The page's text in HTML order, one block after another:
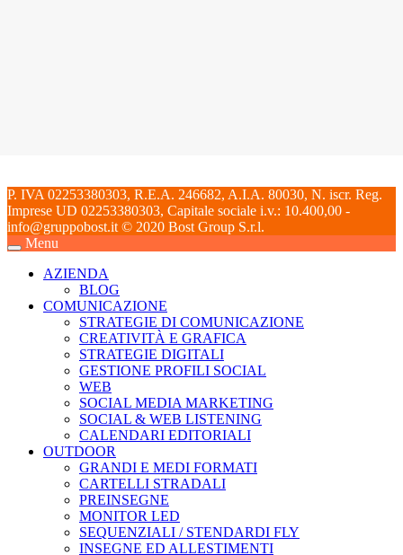
P. IVA 02253380303, R.E.A. 246682, A.I.A. 80030, N. iscr. Reg.
Imprese UD 02253380303, Capitale sociale i.v.: 10.400,00 -
info@gruppobost.it © 2020 Bost Group S.r.l.
Menu
AZIENDA
BLOG
COMUNICAZIONE
STRATEGIE DI COMUNICAZIONE
CREATIVITÀ E GRAFICA
STRATEGIE DIGITALI
GESTIONE PROFILI SOCIAL
WEB
SOCIAL MEDIA MARKETING
SOCIAL & WEB LISTENING
CALENDARI EDITORIALI
OUTDOOR
GRANDI E MEDI FORMATI
CARTELLI STRADALI
PREINSEGNE
MONITOR LED
SEQUENZIALI / STENDARDI FLY
INSEGNE ED ALLESTIMENTI